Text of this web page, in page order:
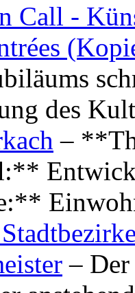
Call -
des
–
–